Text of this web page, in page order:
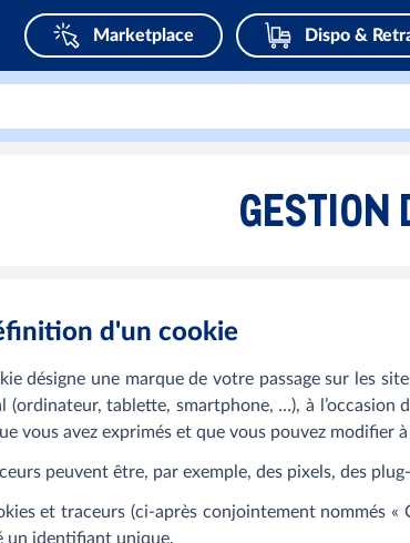
Marketplace Dispo &
GESTION
d'un cookie
désigne une marque de votre passage sur les
(ordinateur, tablette, smartphone, …), à l’occasion
vous avez exprimés et que vous pouvez modifier
peuvent être, par exemple, des pixels, des
et traceurs (ci-après conjointement nommés
un identifiant unique.